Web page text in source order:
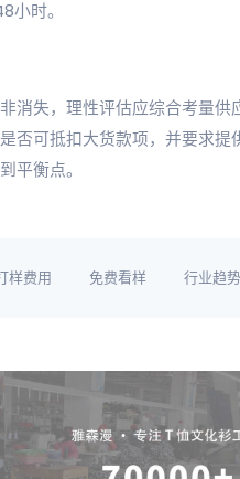
小时。
消失，理性评估应综合考量
否可抵扣大货款项，并要求
平衡点。
样费用 免费看样 行业趋势